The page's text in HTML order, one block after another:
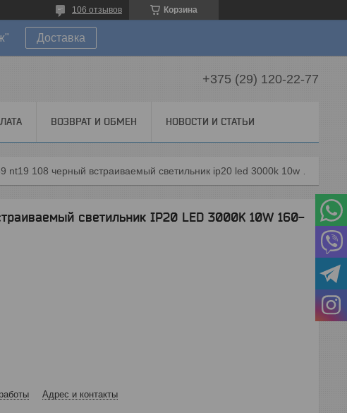
Корзина
106 отзывов
Доставка
+375 (29) 120-22-77
ВОЗВРАТ И ОБМЕН НОВОСТИ И СТАТЬИ
светильник IP20 LED 3000K 10W 160-
Адрес и контакты